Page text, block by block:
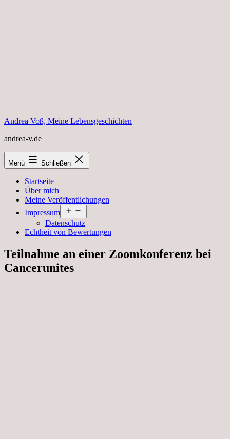
Andrea Voß, Meine Lebensgeschichten
andrea-v.de
Menü Schließen
Startseite
Über mich
Meine Veröffentlichungen
Impressum
öffnen
Datenschutz
Echtheit von Bewertungen
Teilnahme an einer Zoomkonferenz bei
Cancerunites